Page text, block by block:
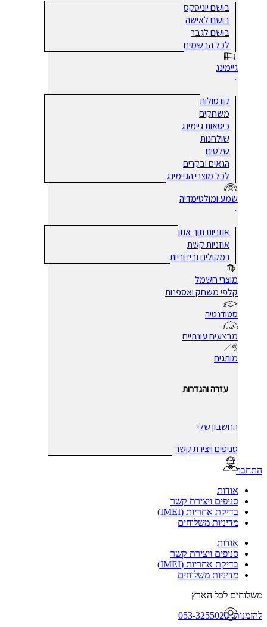
בושם יוניסקס
בושם לאישה
בושם לגבר
לכל הבשמים
גיימינג
קונסולות
משחקים
כיסאות גיימינג
שולחנות
שלטים
הגאים ובקרים
לכל מוצרי הגיימינג
שמע ומולטימדיה
אוזניות תוך אוזן
אוזניות קשת
רמקולים ובידוריות
מוצרי חשמל
קלפי משחק ואספנות
סטודנטיה
מבצעים עונתיים
מותגים
עזרה והגדרות
החשבון שלי
סניפים ויצירת קשר
אודות
סניפים ויצירת קשר
בדיקת אחריות (IMEI)
מדיניות משלוחים
אודות
סניפים ויצירת קשר
בדיקת אחריות (IMEI)
מדיניות משלוחים
לכל הארץ
053-3255020